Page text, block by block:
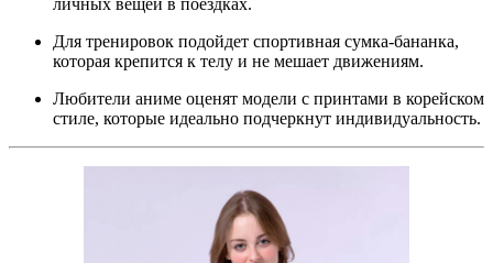
личных вещей в поездках.
Для тренировок подойдет спортивная сумка-бананка,
которая крепится к телу и не мешает движениям.
Любители аниме оценят модели с принтами в корейском
стиле, которые идеально подчеркнут индивидуальность.